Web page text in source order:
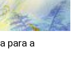
para a